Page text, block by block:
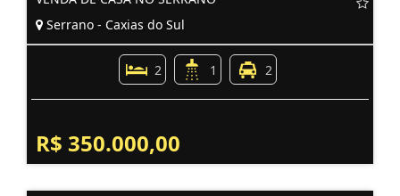
Serrano - Caxias do Sul
2 1 2
R$ 350.000,00